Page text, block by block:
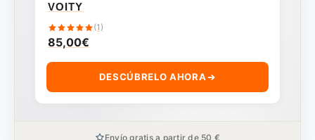
VOITY
(1)
85,00€
DESCÚBRELO AHORA
Envío gratis a partir de 50 €